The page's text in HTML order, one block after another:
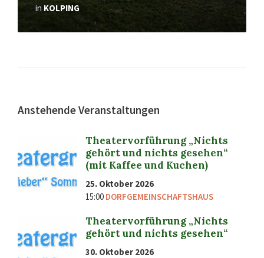
in KOLPING
Anstehende Veranstaltungen
Theatervorführung „Nichts
gehört und nichts gesehen“
(mit Kaffee und Kuchen)
25. Oktober 2026
15:00 DORFGEMEINSCHAFTSHAUS
Theatervorführung „Nichts
gehört und nichts gesehen“
30. Oktober 2026